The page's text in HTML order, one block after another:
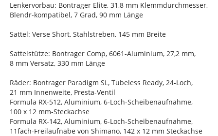
Lenkervorbau: Bontrager Elite, 31,8 mm Klemmdurchmesser,
Blendr-kompatibel, 7 Grad, 90 mm Länge
Sattel: Verse Short, Stahlstreben, 145 mm Breite
Sattelstütze: Bontrager Comp, 6061-Aluminium, 27,2 mm,
8 mm Versatz, 330 mm Länge
Räder: Bontrager Paradigm SL, Tubeless Ready, 24-Loch,
21 mm Innenweite, Presta-Ventil
Formula RX-512, Aluminium, 6-Loch-Scheibenaufnahme,
100 x 12 mm-Steckachse
Formula RX-142, Aluminium, 6-Loch-Scheibenaufnahme,
11fach-Freilaufnabe von Shimano, 142 x 12 mm Steckachse